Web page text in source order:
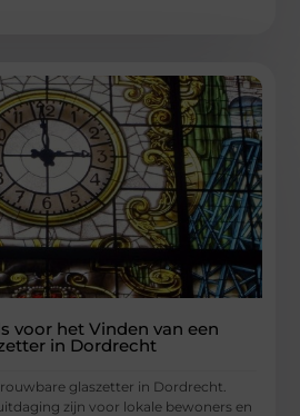
voor het Vinden van een
in Dordrecht
glaszetter in Dordrecht.
zijn voor lokale bewoners en